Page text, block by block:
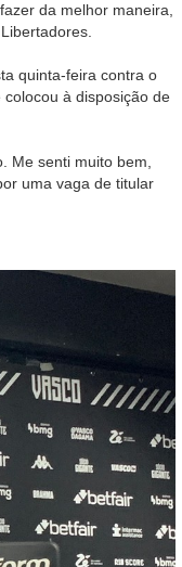
da melhor maneira,
quinta-feira contra o
à disposição de
Me senti muito bem,
uma vaga de titular